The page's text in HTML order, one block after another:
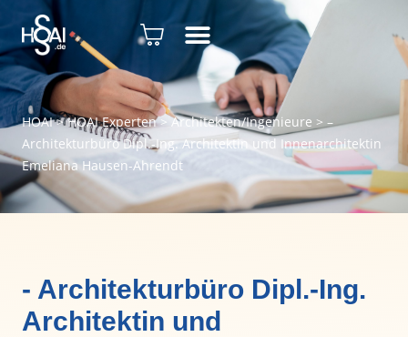
HOAI>HOAI Experten>Architekten/Ingenieure > –
Architekturbüro Dipl.-Ing. Architektin und Innenarchitektin
Emeliana Hausen-Ahrendt
- Architekturbüro Dipl.-Ing.
Architektin und